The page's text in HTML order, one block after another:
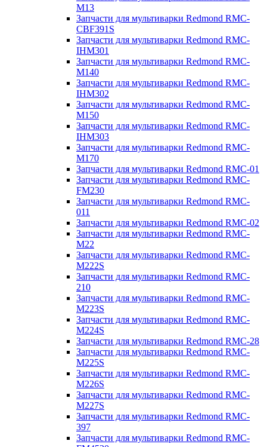
M13
Запчасти для мультиварки Redmond RMC-
CBF391S
Запчасти для мультиварки Redmond RMC-
IHM301
Запчасти для мультиварки Redmond RMC-
M140
Запчасти для мультиварки Redmond RMC-
IHM302
Запчасти для мультиварки Redmond RMC-
M150
Запчасти для мультиварки Redmond RMC-
IHM303
Запчасти для мультиварки Redmond RMC-
M170
Запчасти для мультиварки Redmond RMC-01
Запчасти для мультиварки Redmond RMC-
FM230
Запчасти для мультиварки Redmond RMC-
011
Запчасти для мультиварки Redmond RMC-02
Запчасти для мультиварки Redmond RMC-
M22
Запчасти для мультиварки Redmond RMC-
M222S
Запчасти для мультиварки Redmond RMC-
210
Запчасти для мультиварки Redmond RMC-
M223S
Запчасти для мультиварки Redmond RMC-
M224S
Запчасти для мультиварки Redmond RMC-28
Запчасти для мультиварки Redmond RMC-
M225S
Запчасти для мультиварки Redmond RMC-
M226S
Запчасти для мультиварки Redmond RMC-
M227S
Запчасти для мультиварки Redmond RMC-
397
Запчасти для мультиварки Redmond RMC-